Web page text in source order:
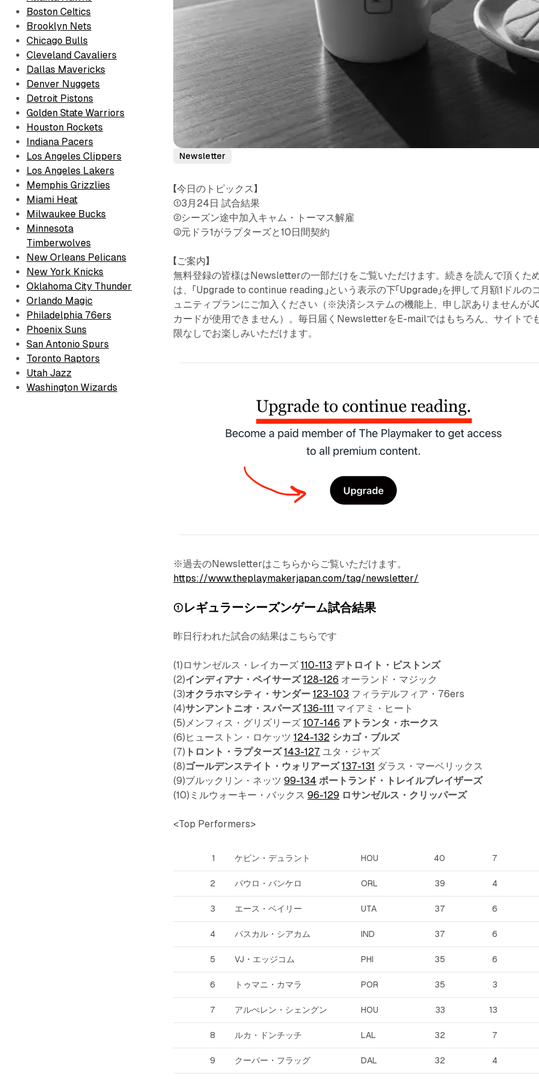
Boston Celtics
Brooklyn Nets
Chicago Bulls
Cleveland Cavaliers
Dallas Mavericks
Denver Nuggets
Detroit Pistons
Golden State Warriors
Houston Rockets
Indiana Pacers
Los Angeles Clippers
Los Angeles Lakers
Memphis Grizzlies
Miami Heat
Milwaukee Bucks
Minnesota
Timberwolves
New Orleans Pelicans
New York Knicks
Oklahoma City Thunder
Orlando Magic
Philadelphia 76ers
Phoenix Suns
San Antonio Spurs
Toronto Raptors
Utah Jazz
Washington Wizards
Newsletter
【今日のトピックス】
①3月24日 試合結果
②シーズン途中加入キャム・トーマス解雇
③元ドラ1がラプターズと10日間契約
【ご案内】
無料登録の皆様はNewsletterの一部だけをご覧いただけます。続きを読んで頂くた
は、「Upgrade to continue reading.」という表示の下「Upgrade」を押して月額1ドルの
ュニティプランにご加入ください（※決済システムの機能上、申し訳ありませんが
カードが使用できません）。毎日届くNewsletterをE-mailではもちろん、サイトで
限なしでお楽しみいただけます。
※過去のNewsletterはこちらからご覧いただけます。
https://www.theplaymakerjapan.com/tag/newsletter/
①レギュラーシーズンゲーム試合結果
昨日行われた試合の結果はこちらです
(1)ロサンゼルス・レイカーズ110-113 デトロイト・ピストンズ
(2)インディアナ・ペイサーズ 128-126 オーランド・マジック
(3)オクラホマシティ・サンダー 123-103 フィラデルフィア・76ers
(4)サンアントニオ・スパーズ 136-111 マイアミ・ヒート
(5)メンフィス・グリズリーズ107-146 アトランタ・ホークス
(6)ヒューストン・ロケッツ124-132 シカゴ・ブルズ
(7) トロント・ラプターズ 143-127 ユタ・ジャズ
(8)ゴールデンステイト・ウォリアーズ 137-131 ダラス・マーベリックス
(9)ブルックリン・ネッツ99-134 ポートランド・トレイルブレイザーズ
(10)ミルウォーキー・バックス96-129 ロサンゼルス・クリッパーズ
<Top Performers>
1 ケビン・デュラント HOU 40 7
2 パウロ・バンケロ ORL 39 4
3 エース・ベイリー UTA 37 6
4 パスカル・シアカム IND 37 6
5 VJ・エッジコム PHI 35 6
6 トゥマニ・カマラ POR 35 3
7 アルぺレン・シェングン HOU 33 13
8 ルカ・ドンチッチ LAL 32 7
9 クーパー・フラッグ DAL 32 4